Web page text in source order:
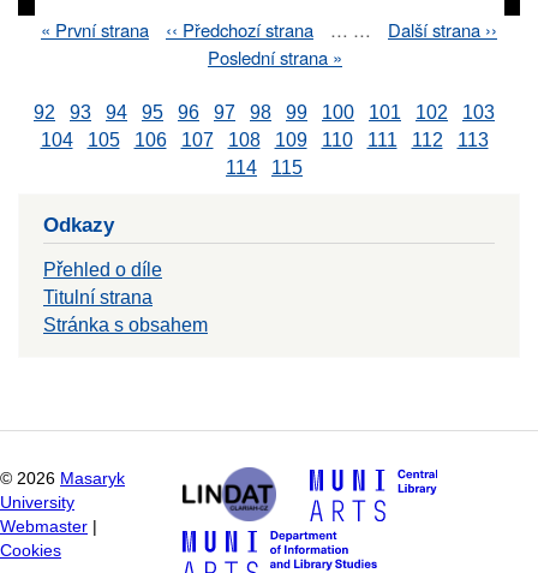
First
« První strana
Previous
‹‹ Předchozí strana … …
Next
Další strana ››
Last
Poslední strana »
92 93 94 95 96 97 98 99 100 101 102
103
104
105 106 107 108 109 110 111 112
113
114
115
Odkazy
Přehled o díle
Titulní strana
Stránka s obsahem
© 2026 Masaryk
University
Webmaster
Cookies